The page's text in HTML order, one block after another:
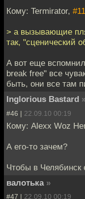
Кому: Termirator, #11
> а вызывающие
так, "сценический
А вот еще
break free" все
быть, они все там
Inglorious Bastard
#46 | 22.09.10 00:19
Кому: Alexx Woz
А его-то зачем?
Чтобы в Челябинск
валотька »
#47 | 22.09.10 00:19